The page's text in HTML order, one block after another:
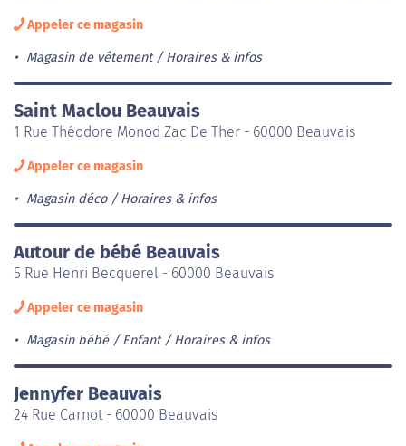
Appeler ce magasin
Magasin de vêtement Horaires & infos
Saint Maclou Beauvais
1 Rue Théodore Monod Zac De Ther - 60000 Beauvais
Appeler ce magasin
Magasin déco Horaires & infos
Autour de bébé Beauvais
5 Rue Henri Becquerel - 60000 Beauvais
Appeler ce magasin
Magasin bébé / Enfant Horaires & infos
Jennyfer Beauvais
24 Rue Carnot - 60000 Beauvais